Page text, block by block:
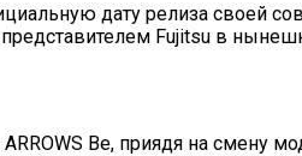
дату релиза своей
Fujitsu в
Be, приядя на смену